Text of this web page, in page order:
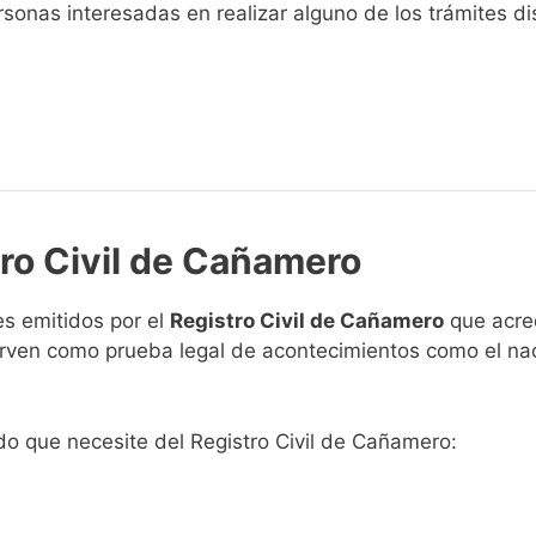
interesadas en realizar alguno de los trámites
Civil de Cañamero
emitidos por el Registro Civil de Cañamero que
como prueba legal de acontecimientos como el
que necesite del Registro Civil de Cañamero: